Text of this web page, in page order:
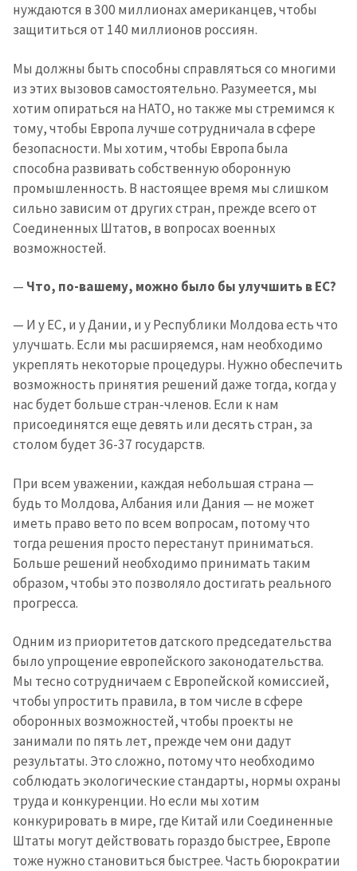
нуждаются в 300 миллионах американцев, чтобы
защититься от 140 миллионов россиян.
Мы должны быть способны справляться со многими
из этих вызовов самостоятельно. Разумеется, мы
хотим опираться на НАТО, но также мы стремимся к
тому, чтобы Европа лучше сотрудничала в сфере
безопасности. Мы хотим, чтобы Европа была
способна развивать собственную оборонную
промышленность. В настоящее время мы слишком
сильно зависим от других стран, прежде всего от
Соединенных Штатов, в вопросах военных
возможностей.
— Что, по-вашему, можно было бы улучшить в ЕС?
— И у ЕС, и у Дании, и у Республики Молдова есть что
улучшать. Если мы расширяемся, нам необходимо
укреплять некоторые процедуры. Нужно обеспечить
возможность принятия решений даже тогда, когда у
нас будет больше стран-членов. Если к нам
присоединятся еще девять или десять стран, за
столом будет 36-37 государств.
При всем уважении, каждая небольшая страна —
будь то Молдова, Албания или Дания — не может
иметь право вето по всем вопросам, потому что
тогда решения просто перестанут приниматься.
Больше решений необходимо принимать таким
образом, чтобы это позволяло достигать реального
прогресса.
Одним из приоритетов датского председательства
было упрощение европейского законодательства.
Мы тесно сотрудничаем с Европейской комиссией,
чтобы упростить правила, в том числе в сфере
оборонных возможностей, чтобы проекты не
занимали по пять лет, прежде чем они дадут
результаты. Это сложно, потому что необходимо
соблюдать экологические стандарты, нормы охраны
труда и конкуренции. Но если мы хотим
конкурировать в мире, где Китай или Соединенные
Штаты могут действовать гораздо быстрее, Европе
тоже нужно становиться быстрее. Часть бюрократии